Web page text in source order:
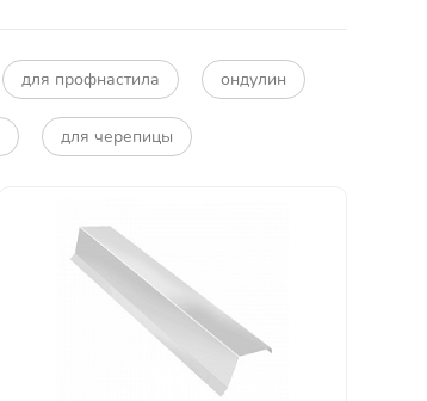
для профнастила ондулин
для черепицы